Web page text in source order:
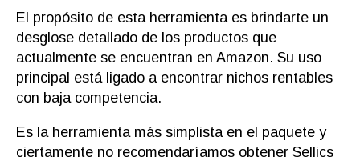
El propósito de esta herramienta es brindarte un
desglose detallado de los productos que
actualmente se encuentran en Amazon. Su uso
principal está ligado a encontrar nichos rentables
con baja competencia.
Es la herramienta más simplista en el paquete y
ciertamente no recomendaríamos obtener Sellics